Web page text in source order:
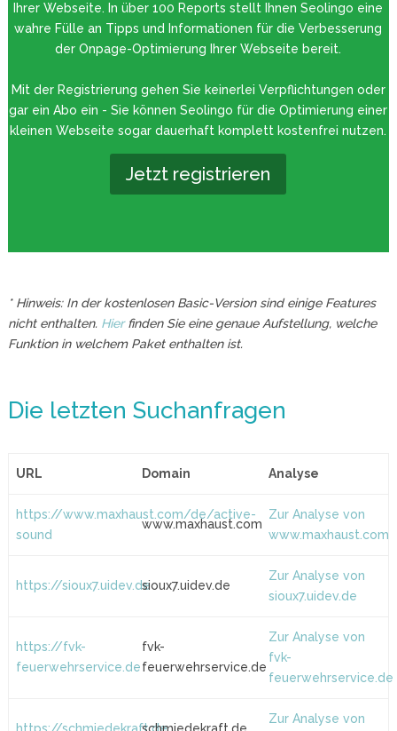
Ihrer Webseite. In über 100 Reports stellt Ihnen Seolingo eine
wahre Fülle an Tipps und Informationen für die Verbesserung
der Onpage-Optimierung Ihrer Webseite bereit.
Mit der Registrierung gehen Sie keinerlei Verpflichtungen oder
gar ein Abo ein - Sie können Seolingo für die Optimierung einer
kleinen Webseite sogar dauerhaft komplett kostenfrei nutzen.
Jetzt registrieren
* Hinweis: In der kostenlosen Basic-Version sind einige Features
nicht enthalten. Hierfinden Sie eine genaue Aufstellung, welche
Funktion in welchem Paket enthalten ist.
Die letzten Suchanfragen
URL Domain Analyse
https://www.maxhaust.com/de/active-
sound
www.maxhaust.com
Zur Analyse von
www.maxhaust.com
https://sioux7.uidev.desioux7.uidev.de
Zur Analyse von
sioux7.uidev.de
https://fvk-
feuerwehrservice.de
fvk-
feuerwehrservice.de
Zur Analyse von
fvk-
feuerwehrservice.de
Zur Analyse von